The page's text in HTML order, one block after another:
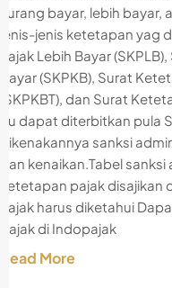
kurang bayar, lebih
jenis-jenis ketetapan yag
Pajak Lebih Bayar
Bayar (SKPKB), Surat
(SKPKBT), dan Surat
itu dapat diterbitkan pula
dikenakannya sanksi
dan kenaikan.Tabel
ketetapan pajak disajikan
Pajak harus diketahui
pajak di Indopajak
Read More